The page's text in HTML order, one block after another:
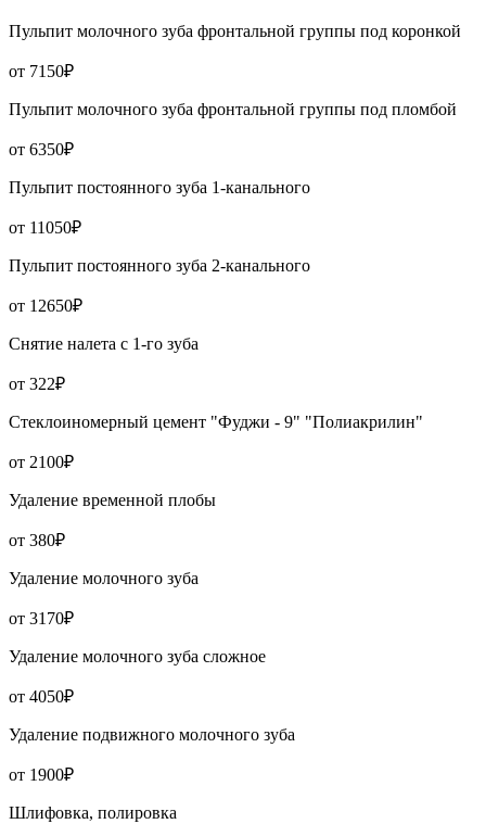
Пульпит молочного зуба фронтальной группы под коронкой
от 7150₽
Пульпит молочного зуба фронтальной группы под пломбой
от 6350₽
Пульпит постоянного зуба 1-канального
от 11050₽
Пульпит постоянного зуба 2-канального
от 12650₽
Снятие налета с 1-го зуба
от 322₽
Стеклоиномерный цемент "Фуджи - 9" "Полиакрилин"
от 2100₽
Удаление временной плобы
от 380₽
Удаление молочного зуба
от 3170₽
Удаление молочного зуба сложное
от 4050₽
Удаление подвижного молочного зуба
от 1900₽
Шлифовка, полировка